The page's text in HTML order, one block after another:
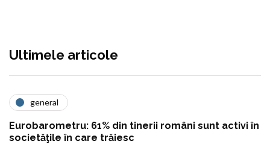
Ultimele articole
general
Eurobarometru: 61% din tinerii români sunt activi în
societăţile în care trăiesc